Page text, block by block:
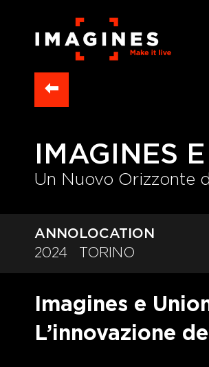
IMAGINES
Un Nuovo Orizzonte
ANNO
2024
LOCATION
TORINO
Imagines e
L’innovazione